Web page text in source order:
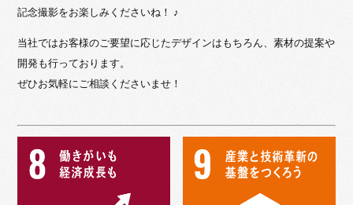
記念撮影をお楽しみくださいね！ ♪
当社ではお客様のご要望に応じたデザインはもちろん、素材の提案や
開発も行っております。
ぜひお気軽にご相談くださいませ！